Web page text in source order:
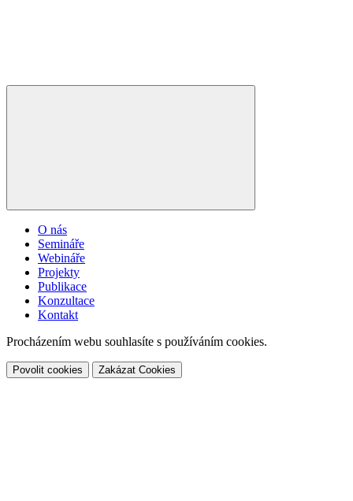
O nás
Semináře
Webináře
Projekty
Publikace
Konzultace
Kontakt
Procházením webu souhlasíte s používáním cookies.
Povolit cookies Zakázat Cookies